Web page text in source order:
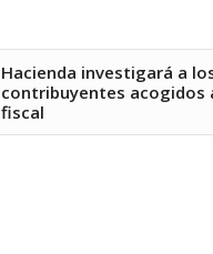
Hacienda investigará a
contribuyentes acogidos
fiscal